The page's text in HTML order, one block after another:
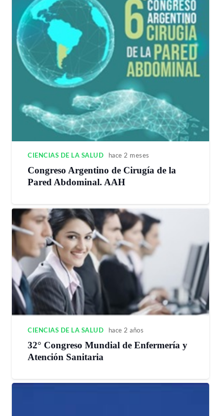
CIENCIAS DE LA SALUD hace 2 meses
Congreso Argentino de Cirugía de la
Pared Abdominal. AAH
CIENCIAS DE LA SALUD hace 2 años
32° Congreso Mundial de Enfermería y
Atención Sanitaria